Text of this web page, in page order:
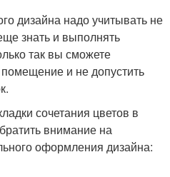
дизайна надо учитывать не
знать и выполнять
так вы сможете
и не допустить
сочетания цветов в
внимание на
оформления дизайна: